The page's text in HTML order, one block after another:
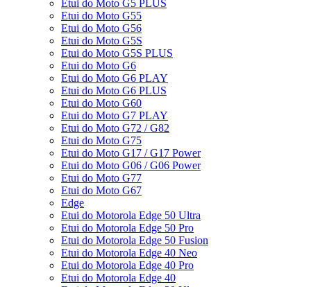
Etui do Moto G5 PLUS
Etui do Moto G55
Etui do Moto G56
Etui do Moto G5S
Etui do Moto G5S PLUS
Etui do Moto G6
Etui do Moto G6 PLAY
Etui do Moto G6 PLUS
Etui do Moto G60
Etui do Moto G7 PLAY
Etui do Moto G72 / G82
Etui do Moto G75
Etui do Moto G17 / G17 Power
Etui do Moto G06 / G06 Power
Etui do Moto G77
Etui do Moto G67
Edge
Etui do Motorola Edge 50 Ultra
Etui do Motorola Edge 50 Pro
Etui do Motorola Edge 50 Fusion
Etui do Motorola Edge 40 Neo
Etui do Motorola Edge 40 Pro
Etui do Motorola Edge 40